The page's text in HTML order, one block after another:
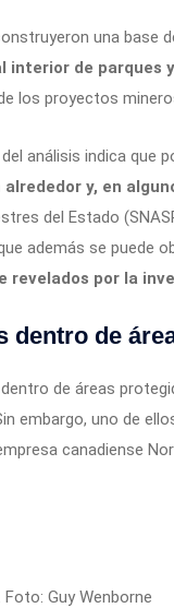
una base
interior de parques
los proyectos
análisis indica que
y, en
del Estado
además se puede
revelados por la
dentro de
de áreas
embargo, uno de
canadiense
Guy Wenborne